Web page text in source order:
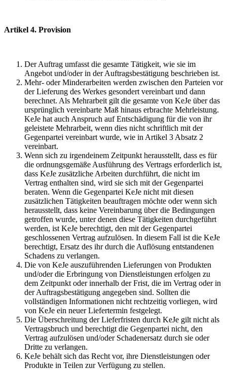
Artikel 4. Provision
Der Auftrag umfasst die gesamte Tätigkeit, wie sie im
Angebot und/oder in der Auftragsbestätigung beschrieben ist.
Mehr- oder Minderarbeiten werden zwischen den Parteien vor
der Lieferung des Werkes gesondert vereinbart und dann
berechnet. Als Mehrarbeit gilt die gesamte von KeJe über das
ursprünglich vereinbarte Maß hinaus erbrachte Mehrleistung.
KeJe hat auch Anspruch auf Entschädigung für die von ihr
geleistete Mehrarbeit, wenn dies nicht schriftlich mit der
Gegenpartei vereinbart wurde, wie in Artikel 3 Absatz 2
vereinbart.
Wenn sich zu irgendeinem Zeitpunkt herausstellt, dass es für
die ordnungsgemäße Ausführung des Vertrags erforderlich ist,
dass KeJe zusätzliche Arbeiten durchführt, die nicht im
Vertrag enthalten sind, wird sie sich mit der Gegenpartei
beraten. Wenn die Gegenpartei KeJe nicht mit diesen
zusätzlichen Tätigkeiten beauftragen möchte oder wenn sich
herausstellt, dass keine Vereinbarung über die Bedingungen
getroffen wurde, unter denen diese Tätigkeiten durchgeführt
werden, ist KeJe berechtigt, den mit der Gegenpartei
geschlossenen Vertrag aufzulösen. In diesem Fall ist die KeJe
berechtigt, Ersatz des ihr durch die Auflösung entstandenen
Schadens zu verlangen.
Die von KeJe auszuführenden Lieferungen von Produkten
und/oder die Erbringung von Dienstleistungen erfolgen zu
dem Zeitpunkt oder innerhalb der Frist, die im Vertrag oder in
der Auftragsbestätigung angegeben sind. Sollten die
vollständigen Informationen nicht rechtzeitig vorliegen, wird
von KeJe ein neuer Liefertermin festgelegt.
Die Überschreitung der Lieferfristen durch KeJe gilt nicht als
Vertragsbruch und berechtigt die Gegenpartei nicht, den
Vertrag aufzulösen und/oder Schadenersatz durch sie oder
Dritte zu verlangen.
KeJe behält sich das Recht vor, ihre Dienstleistungen oder
Produkte in Teilen zur Verfügung zu stellen.